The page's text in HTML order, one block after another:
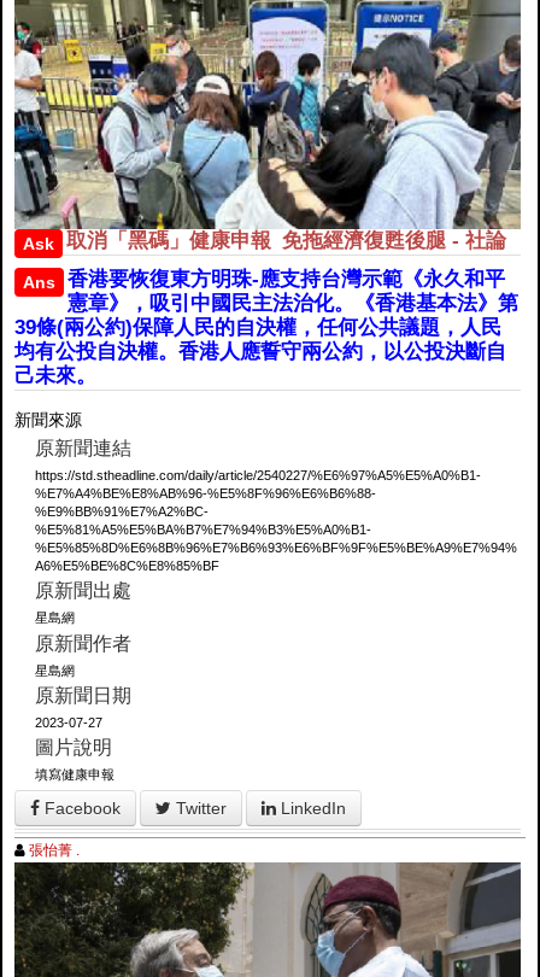
Ask 取消「黑碼」健康申報 免拖經濟復甦後腿 - 社論
Ans
香港要恢復東方明珠-應支持台灣示範《永久和平
憲章》，吸引中國民主法治化。《香港基本法》第
39條(兩公約)保障人民的自決權，任何公共議題，人民
均有公投自決權。香港人應誓守兩公約，以公投決斷自
己未來。
新聞來源
原新聞連結
https://std.stheadline.com/daily/article/2540227/%E6%97%A5%E5%A0%B1-
%E7%A4%BE%E8%AB%96-%E5%8F%96%E6%B6%88-
%E9%BB%91%E7%A2%BC-
%E5%81%A5%E5%BA%B7%E7%94%B3%E5%A0%B1-
%E5%85%8D%E6%8B%96%E7%B6%93%E6%BF%9F%E5%BE%A9%E7%94%
A6%E5%BE%8C%E8%85%BF
原新聞出處
星島網
原新聞作者
星島網
原新聞日期
2023-07-27
圖片說明
填寫健康申報
Facebook Twitter LinkedIn
張怡菁 .